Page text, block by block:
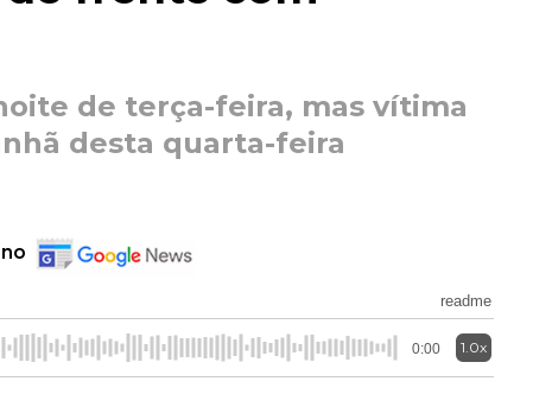
de terça-feira, mas vítima
desta quarta-feira
readme
0:00 1.0x